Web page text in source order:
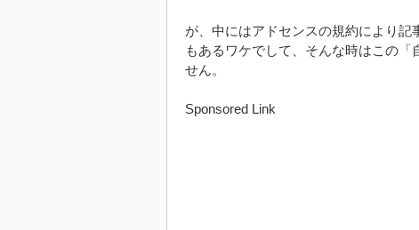
が、中にはアドセンスの規約により
もあるワケでして、そんな時はこの
せん。
Sponsored Link